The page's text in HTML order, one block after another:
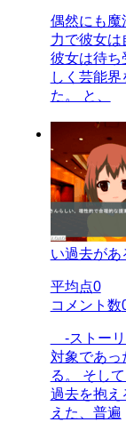
偶然にも魔
力で彼女は
彼女は待ち
しく芸能
た。 と、
い過去があ
平均点0
コメント数
-ストーリ
対象であっ
る。 そし
過去を抱え
えた、普遍